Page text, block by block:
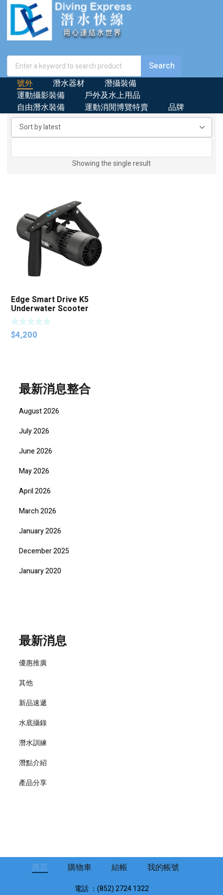
號外 潛水器材
潛攝裝備
運動攝影裝備
戶外及水上用品
自由潛水裝備
運動消閒博覽特賣 品牌
Showing the single result
Edge Smart Drive K5
Underwater Scooter
$4,200
最新消息整合
August 2026
July 2026
June 2026
May 2026
April 2026
March 2026
January 2026
December 2025
January 2020
最新消息
優惠推廣
其他
新品速遞
水底攝錄
潛水訓練
潛點介紹
產品分享
商店 購物車 結帳 我的帳號
電話 ：(852) 2724 1322